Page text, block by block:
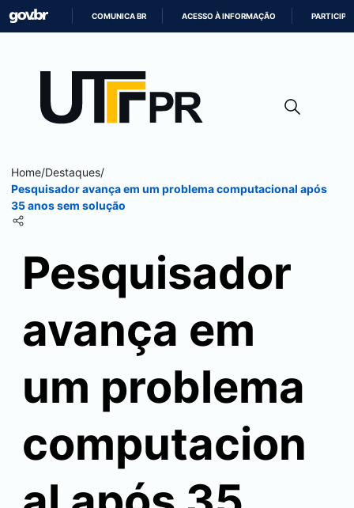
CONTEÚDO
COMUNICA BR ACESSO À INFORMAÇÃO PARTICIPE
Home/Destaques/
Pesquisador avança em um problema computacional após
35 anos sem solução
Pesquisador
avança em
um problema
computacion